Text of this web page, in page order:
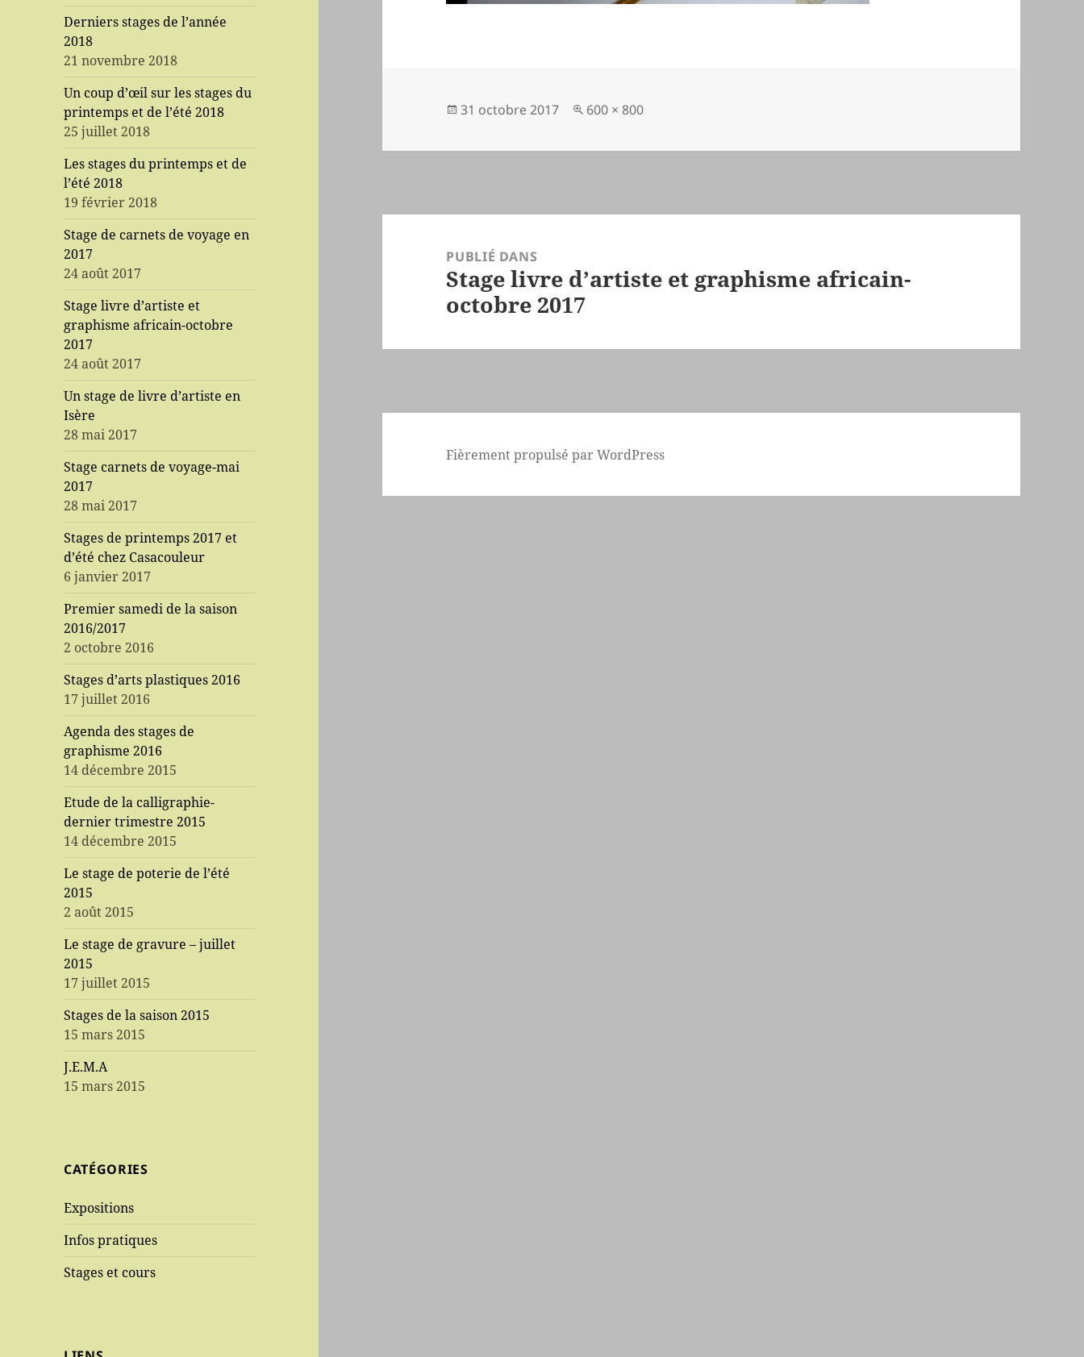
Derniers stages de l’année
2018
21 novembre 2018
Un coup d’œil sur les stages du
printemps et de l’été 2018
25 juillet 2018
Les stages du printemps et de
l’été 2018
19 février 2018
Stage de carnets de voyage en
2017
24 août 2017
Stage livre d’artiste et
graphisme africain-octobre
2017
24 août 2017
Un stage de livre d’artiste en
Isère
28 mai 2017
Stage carnets de voyage-mai
2017
28 mai 2017
Stages de printemps 2017 et
d’été chez Casacouleur
6 janvier 2017
Premier samedi de la saison
2016/2017
2 octobre 2016
Stages d’arts plastiques 2016
17 juillet 2016
Agenda des stages de
graphisme 2016
14 décembre 2015
Etude de la calligraphie-
dernier trimestre 2015
14 décembre 2015
Le stage de poterie de l’été
2015
2 août 2015
Le stage de gravure – juillet
2015
17 juillet 2015
Stages de la saison 2015
15 mars 2015
J.E.M.A
15 mars 2015
CATÉGORIES
Expositions
Infos pratiques
Stages et cours
Publié
31 octobre 2017
Taille
600 × 800
PUBLIÉ DANS
Stage livre d’artiste et graphisme africain-
octobre 2017
Fièrement propulsé par WordPress